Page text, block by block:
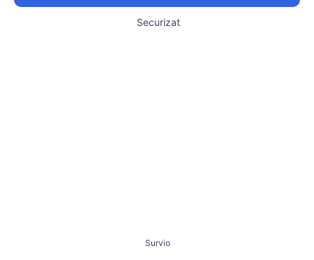
Securizat
Survio